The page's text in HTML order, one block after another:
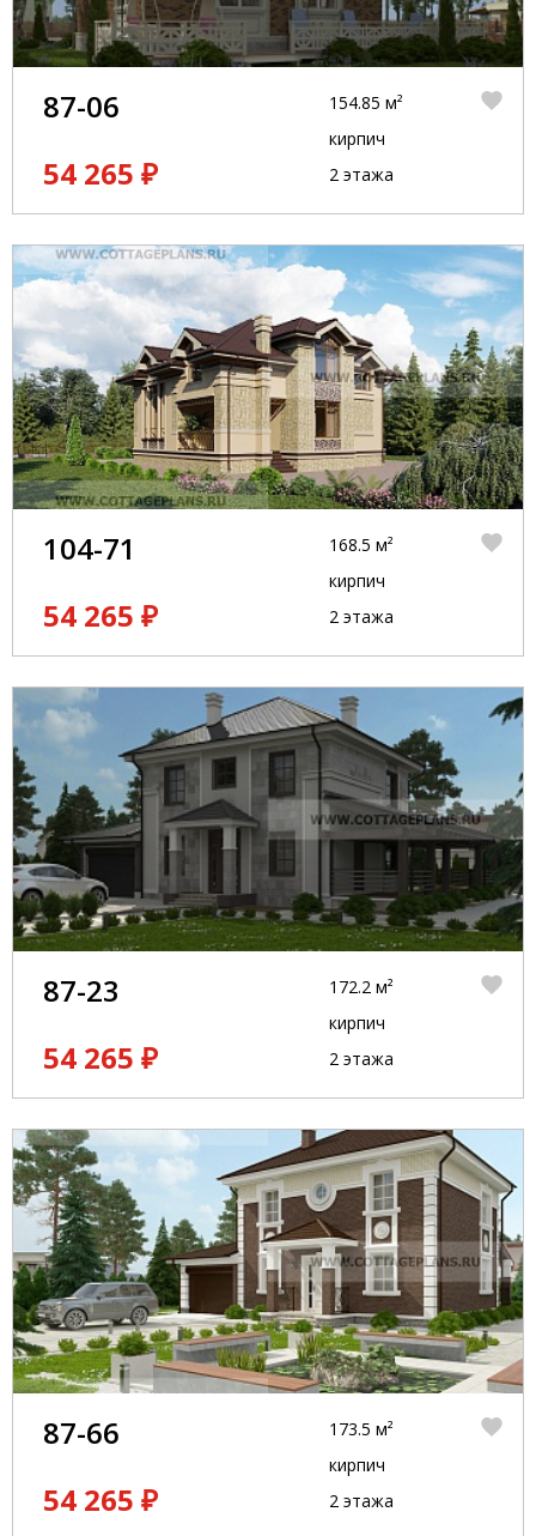
87-06
54 265 ₽
154.85 м²
кирпич
2 этажа
104-71
54 265 ₽
168.5 м²
кирпич
2 этажа
87-23
54 265 ₽
172.2 м²
кирпич
2 этажа
87-66
54 265 ₽
173.5 м²
кирпич
2 этажа